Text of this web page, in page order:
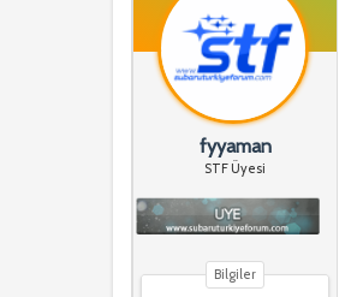
fyyaman
STF Üyesi
Bilgiler